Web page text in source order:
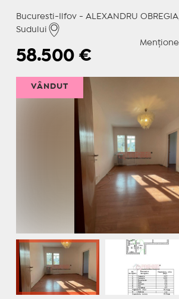
Bucuresti-Ilfov - ALEXANDRU
Sudului
58.500€
VÂNDUT